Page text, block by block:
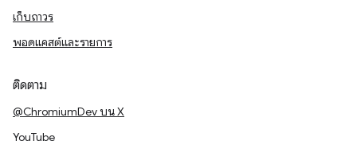
เก็บถาวร
พอดแคสต์และรายการ
ติดตาม
@ChromiumDev บน X
YouTube